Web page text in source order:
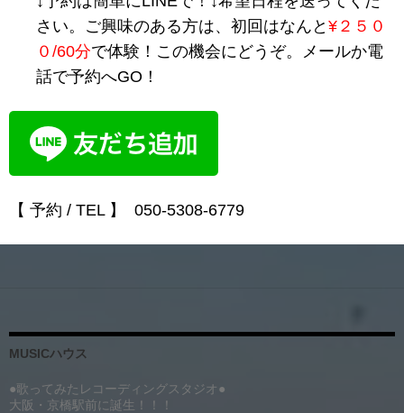
さい。ご興味のある方は、初回はなんと ¥２５０
０/60分で体験！この機会にどうぞ。メールか電
話で予約へGO！
【 予約 / TEL 】 050-5308-6779
MUSICハウス
●歌ってみたレコーディングスタジオ●
大阪・京橋駅前に誕生！！！